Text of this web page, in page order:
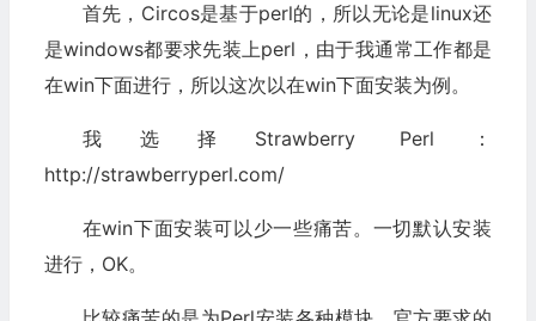
首先，Circos是基于perl的，所以无论是linux还
是windows都要求先装上perl，由于我通常工作都是
在win下面进行，所以这次以在win下面安装为例。
我选择Strawberry Perl：
http://strawberryperl.com/
在win下面安装可以少一些痛苦。一切默认安装
进行，OK。